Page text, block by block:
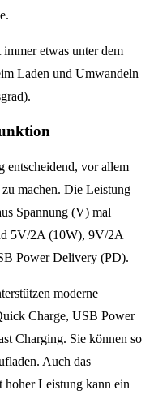
etwas unter dem
Laden und Umwandeln
entscheidend, vor allem
machen. Die Leistung
Spannung (V) mal
5V/2A (10W), 9V/2A
Power Delivery (PD).
moderne
Charge, USB Power
Charging. Sie können so
Auch das
hoher Leistung kann ein